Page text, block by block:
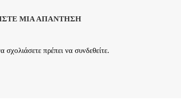
ΜΙΑ ΑΠΆΝΤΗΣΗ
σχολιάσετε πρέπει να συνδεθείτε.